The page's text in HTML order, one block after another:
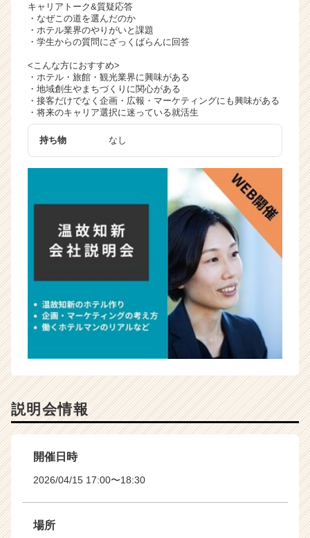
キャリアトーク&質疑応答
・なぜこの道を選んだのか
・ホテル業界のやりがいと課題
・学生からの質問にざっくばらんに回答
<こんな方におすすめ>
・ホテル・旅館・観光業界に興味がある
・地域創生やまちづくりに関心がある
・接客だけでなく企画・広報・マーケティングにも興味がある
・将来のキャリア選択に迷っている就活生
持ち物 なし
説明会情報
開催日時
2026/04/15 17:00〜18:30
場所